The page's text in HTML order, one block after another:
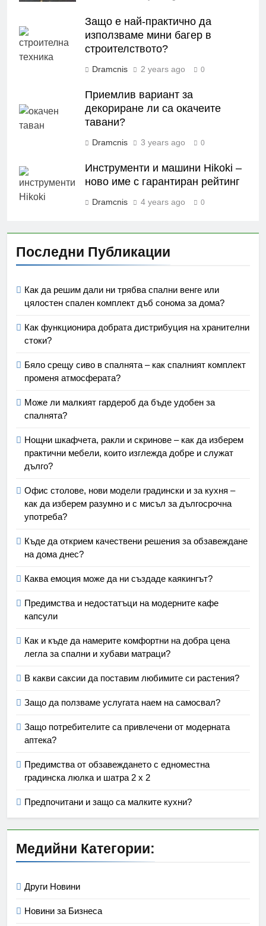
Защо е най-практично да
използваме мини багер в
строителството?
Dramcnis 2 years ago 0
Приемлив вариант за
декориране ли са окачеите
тавани?
Dramcnis 3 years ago 0
Инструменти и машини Hikoki –
ново име с гарантиран рейтинг
Dramcnis 4 years ago 0
Последни Публикации
Как да решим дали ни трябва спални венге или
цялостен спален комплект дъб сонома за дома?
Как функционира добрата дистрибуция на хранителни
стоки?
Бяло срещу сиво в спалнята – как спалният комплект
променя атмосферата?
Може ли малкият гардероб да бъде удобен за
спалнята?
Нощни шкафчета, ракли и скринове – как да изберем
практични мебели, които изглежда добре и служат
дълго?
Офис столове, нови модели градински и за кухня –
как да изберем разумно и с мисъл за дългосрочна
употреба?
Къде да открием качествени решения за обзавеждане
на дома днес?
Каква емоция може да ни създаде каякингът?
Предимства и недостатъци на модерните кафе
капсули
Как и къде да намерите комфортни на добра цена
легла за спални и хубави матраци?
В какви саксии да поставим любимите си растения?
Защо да ползваме услугата наем на самосвал?
Защо потребителите са привлечени от модерната
аптека?
Предимства от обзавеждането с едноместна
градинска люлка и шатра 2 х 2
Предпочитани и защо са малките кухни?
Медийни Категории:
Други Новини
Новини за Бизнеса